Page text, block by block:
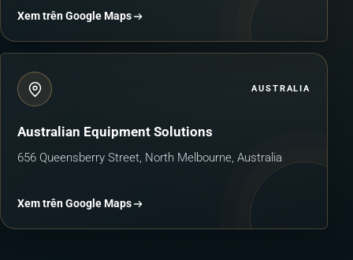
Xem trên Google Maps
AUSTRALIA
Australian Equipment Solutions
656 Queensberry Street, North Melbourne, Australia
Xem trên Google Maps